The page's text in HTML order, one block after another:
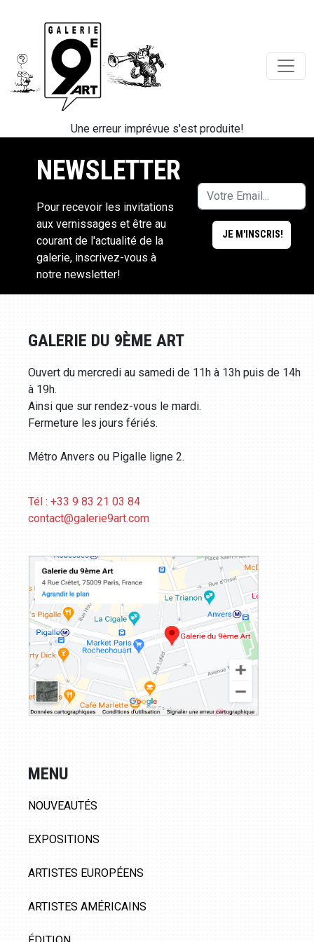
Une erreur imprévue s'est produite!
NEWSLETTER
Pour recevoir les invitations
aux vernissages et être au
courant de l'actualité de la
galerie, inscrivez-vous à
notre newsletter!
GALERIE DU 9ÈME ART
Ouvert du mercredi au samedi de 11h à 13h puis de 14h
à 19h.
Ainsi que sur rendez-vous le mardi.
Fermeture les jours fériés.
Métro Anvers ou Pigalle ligne 2.
Tél : +33 9 83 21 03 84
contact@galerie9art.com
MENU
NOUVEAUTÉS
EXPOSITIONS
ARTISTES EUROPÉENS
ARTISTES AMÉRICAINS